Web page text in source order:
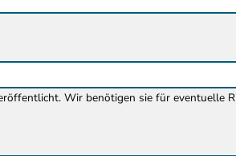
Wir benötigen sie für eventuelle